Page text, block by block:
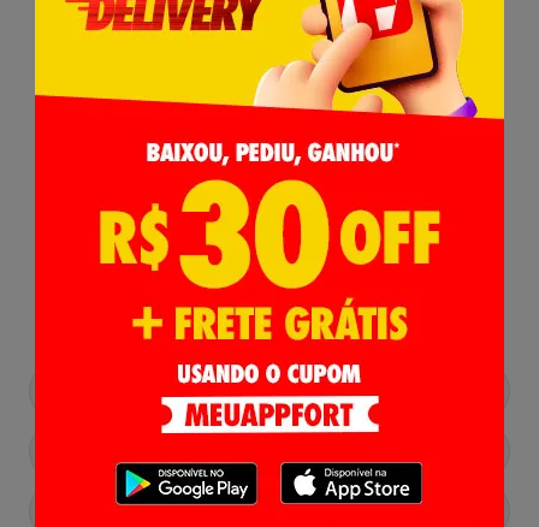
Receba nossasNovidades,
Lançamentos e Promoções!